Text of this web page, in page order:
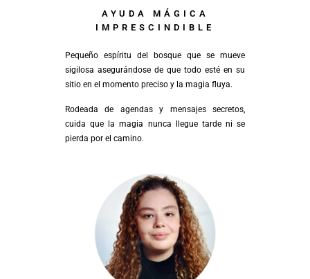
AYUDA MÁGICA
IMPRESCINDIBLE
Pequeño espíritu del bosque que se mueve
sigilosa asegurándose de que todo esté en su
sitio en el momento preciso y la magia fluya.
Rodeada de agendas y mensajes secretos,
cuida que la magia nunca llegue tarde ni se
pierda por el camino.